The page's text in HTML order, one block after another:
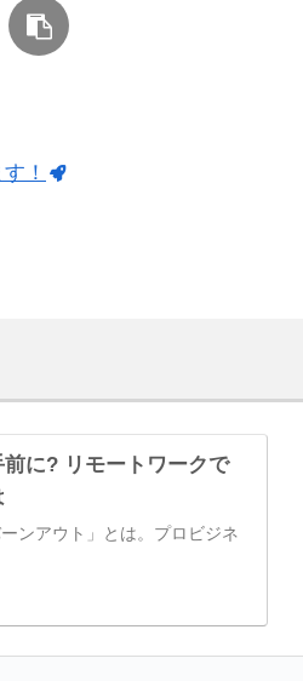
！
に? リモートワークで
ンアウト」とは。プロビジネ